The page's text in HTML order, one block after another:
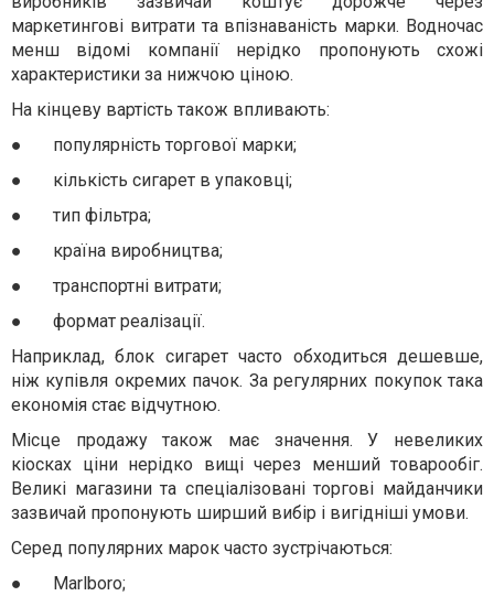
маркетингові витрати та впізнаваність марки. Водночас
менш відомі компанії нерідко пропонують схожі
характеристики за нижчою ціною.
На кінцеву вартість також впливають:
●
популярність торгової марки;
●
кількість сигарет в упаковці;
●
тип фільтра;
●
країна виробництва;
●
транспортні витрати;
●
формат реалізації.
Наприклад, блок сигарет часто обходиться дешевше,
ніж купівля окремих пачок. За регулярних покупок така
економія стає відчутною.
Місце продажу також має значення. У невеликих
кіосках ціни нерідко вищі через менший товарообіг.
Великі магазини та спеціалізовані торгові майданчики
зазвичай пропонують ширший вибір і вигідніші умови.
Серед популярних марок часто зустрічаються:
●
Marlboro;